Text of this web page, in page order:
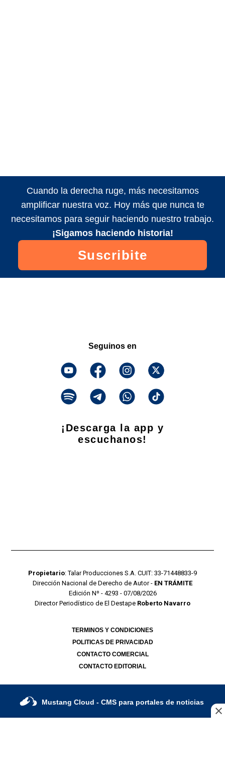
Cuando la derecha ruge, más necesitamos
amplificar nuestra voz. Hoy más que nunca te
necesitamos para seguir haciendo nuestro trabajo.
¡Sigamos haciendo historia!
Suscribite
Seguinos en
¡Descarga la app y
escuchanos!
Propietario: Talar Producciones S.A. CUIT: 33-71448833-9
Dirección Nacional de Derecho de Autor - EN TRÁMITE
Edición Nº - 4293 - 07/08/2026
Director Periodístico de El Destape Roberto Navarro
TERMINOS Y CONDICIONES
POLITICAS DE PRIVACIDAD
CONTACTO COMERCIAL
CONTACTO EDITORIAL
Mustang Cloud - CMS para portales de noticias